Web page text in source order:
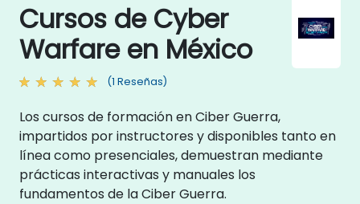
Cursos de Cyber
Warfare en México
(1 Reseñas)
Los cursos de formación en Ciber Guerra,
impartidos por instructores y disponibles tanto en
línea como presenciales, demuestran mediante
prácticas interactivas y manuales los
fundamentos de la Ciber Guerra.